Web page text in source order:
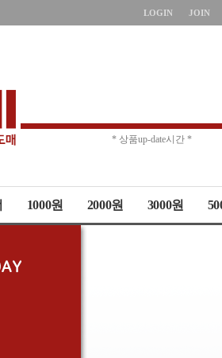
LOGIN JOIN
* 주문취소 제한 *
* 상품up-date시간 *
1000원 2000원 3000원